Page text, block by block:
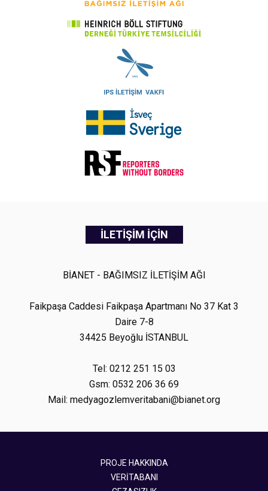
İLETİŞİM İÇİN
BİANET - BAĞIMSIZ İLETİŞİM AĞI
Faikpaşa Caddesi Faikpaşa Apartmanı No 37 Kat 3
Daire 7-8
34425 Beyoğlu İSTANBUL
Tel: 0212 251 15 03
Gsm: 0532 206 36 69
Mail: medyagozlemveritabani@bianet.org
PROJE HAKKINDA
VERİTABANI